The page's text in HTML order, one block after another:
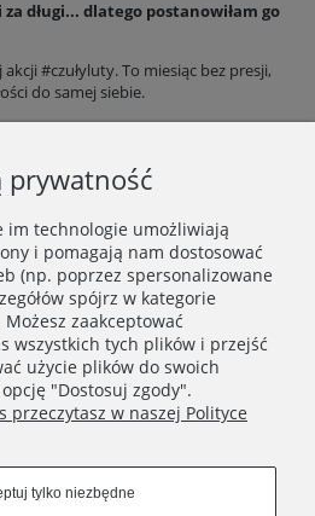
długi... dlatego postanowiłam go
#czułyluty. To miesiąc bez presji,
do samej siebie.
na odrobinę brokatu! ✨
świata Yellow Meadow!
Zapisz się
prywatność
im technologie umożliwiają
i pomagają nam dostosować
(np. poprzez spersonalizowane
spójrz w kategorie
zaakceptować
wszystkich tych plików i przejść
użycie plików do swoich
"Dostosuj zgody".
przeczytasz w naszej Polityce
tylko niezbędne